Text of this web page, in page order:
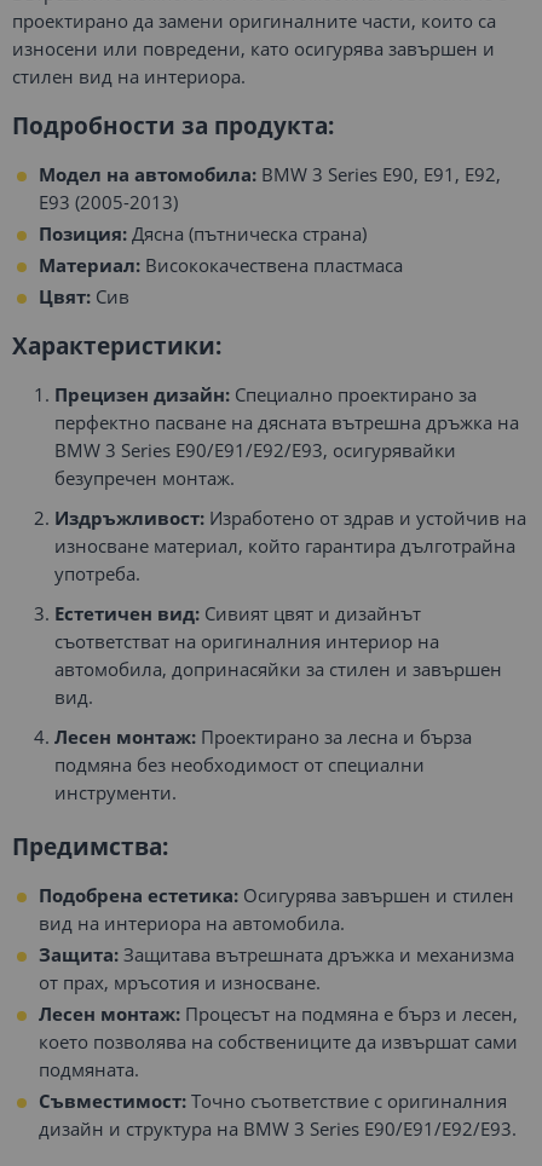
проектирано да замени оригиналните части, които са
износени или повредени, като осигурява завършен и
стилен вид на интериора.
Подробности за продукта:
Модел на автомобила: BMW 3 Series E90, E91, E92,
E93 (2005-2013)
Позиция: Дясна (пътническа страна)
Материал: Висококачествена пластмаса
Цвят: Сив
Характеристики:
Прецизен дизайн: Специално проектирано за
перфектно пасване на дясната вътрешна дръжка на
BMW 3 Series E90/E91/E92/E93, осигурявайки
безупречен монтаж.
Издръжливост: Изработено от здрав и устойчив на
износване материал, който гарантира дълготрайна
употреба.
Естетичен вид: Сивият цвят и дизайнът
съответстват на оригиналния интериор на
автомобила, допринасяйки за стилен и завършен
вид.
Лесен монтаж: Проектирано за лесна и бърза
подмяна без необходимост от специални
инструменти.
Предимства:
Подобрена естетика: Осигурява завършен и стилен
вид на интериора на автомобила.
Защита: Защитава вътрешната дръжка и механизма
от прах, мръсотия и износване.
Лесен монтаж: Процесът на подмяна е бърз и лесен,
което позволява на собствениците да извършат сами
подмяната.
Съвместимост: Точно съответствие с оригиналния
дизайн и структура на BMW 3 Series E90/E91/E92/E93.